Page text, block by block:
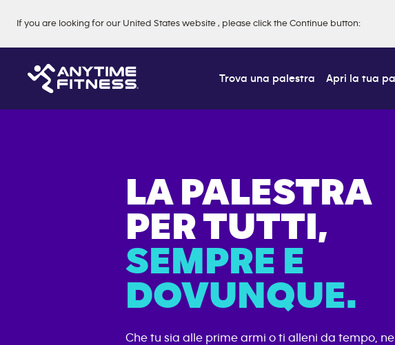
If you are looking for our United States website , please click the Continue button:
Skip navigation
Trova una palestra Apri la tua
LA PALESTRA
PER TUTTI,
SEMPRE E
DOVUNQUE.
Che tu sia alle prime armi o ti alleni da tempo,